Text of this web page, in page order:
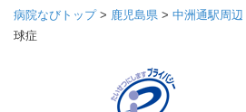
病院なびトップ> 鹿児島県 > 中洲通駅周辺
球症